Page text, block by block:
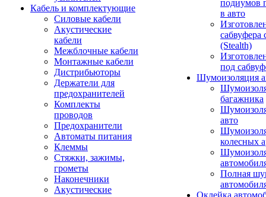
Кабель и комплектующие
Силовые кабели
Акустические
кабели
Межблочные кабели
Монтажные кабели
Дистрибьюторы
Держатели для
предохранителей
Комплекты
проводов
Предохранители
Автоматы питания
Клеммы
Стяжки, зажимы,
грометы
Наконечники
Акустические
подиумов
в авто
сабвуфера
(Stealth)
под
Шумоизоляция
багажника
авто
колесных
Полная
Оклейка